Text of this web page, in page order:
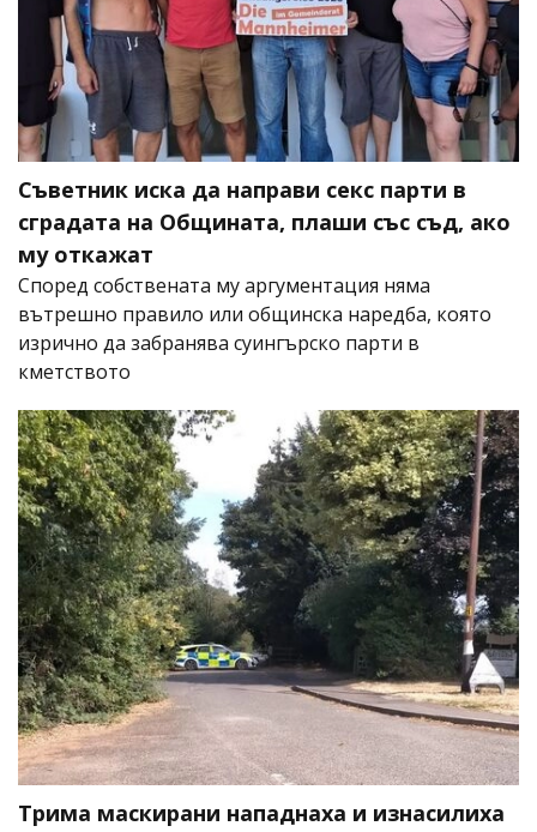
Съветник иска да направи секс парти в
сградата на Общината, плаши със съд, ако
му откажат
Според собствената му аргументация няма
вътрешно правило или общинска наредба, която
изрично да забранява суингърско парти в
кметството
Трима маскирани нападнаха и изнасилиха